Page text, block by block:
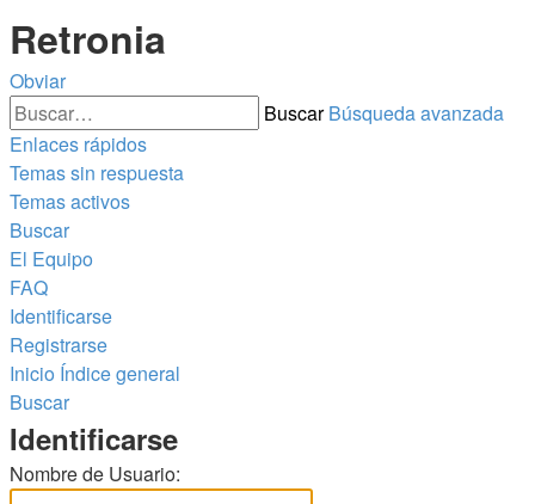
Retronia
Obviar
Buscar Búsqueda avanzada
Enlaces rápidos
Temas sin respuesta
Temas activos
Buscar
El Equipo
FAQ
Identificarse
Registrarse
Inicio Índice general
Buscar
Identificarse
Nombre de Usuario: